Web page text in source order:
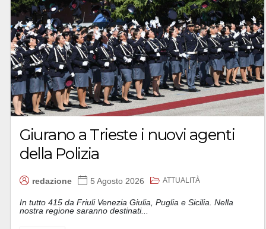
Giurano a Trieste i nuovi agenti
della Polizia
redazione 5 Agosto 2026 ATTUALITÀ
In tutto 415 da Friuli Venezia Giulia, Puglia e Sicilia. Nella
nostra regione saranno destinati...